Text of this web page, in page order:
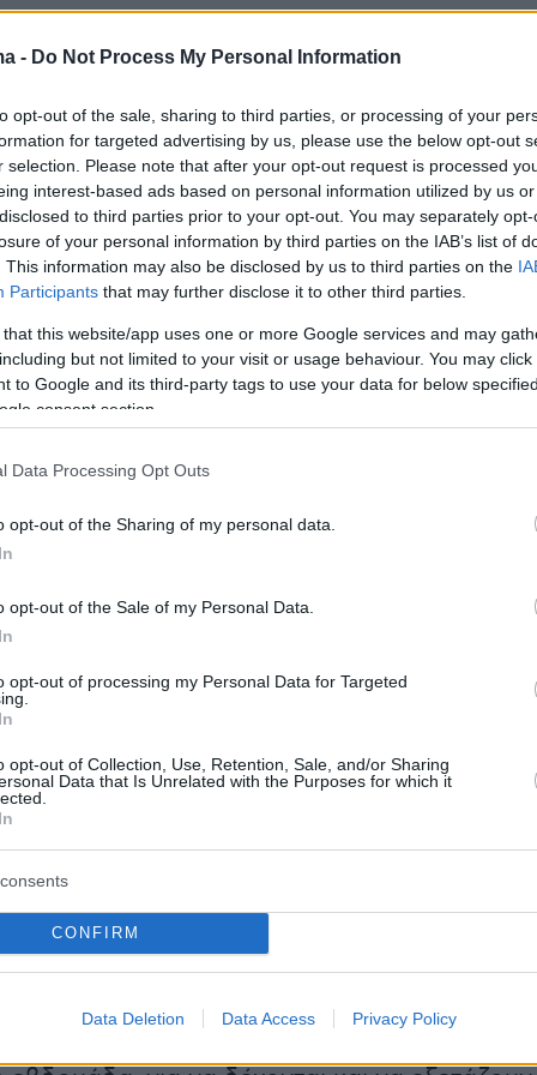
- Do Not Process My Personal Information
opt-out of the sale, sharing to third parties, or processing of your
for targeted advertising by us, please use the below opt-out
selection. Please note that after your opt-out request is processed
interest-based ads based on personal information utilized by us
to third parties prior to your opt-out. You may separately
of your personal information by third parties on the IAB’s list of
This information may also be disclosed by us to third parties on the
Participants that may further disclose it to other third parties.
that this website/app uses one or more Google services and may
but not limited to your visit or usage behaviour. You may
to Google and its third-party tags to use your data for below
consent section.
Data Processing Opt Outs
opt-out of the Sharing of my personal data.
opt-out of the Sale of my Personal Data.
opt-out of processing my Personal Data for Targeted
opt-out of Collection, Use, Retention, Sale, and/or Sharing
Data that Is Unrelated with the Purposes for which it
CONFIRM
Data Deletion Data Access Privacy Policy
– 13.00για να γίνει η αναβάθμιση και η
μπορούν να υποβάλουν κανονικά την
και σήμερα και αύριο, μέχρι το προσωρινό
πλατφόρμας, όπως αναφέρει σημερινή
του ΔΟΑΤΑΠ.
προσαρμογή του Οργανισμού, τα
έντυπα, οι φόρμες αιτήσεων κάθε τύπου και
του ιστότοπου, γράφτηκαν από την αρχή,
αγγλικά, ενώ όλο το περιεχόμενου του
επικαιροποιηθεί το αργότερο μέχρι αύριο.
και εγκρίθηκαν, ήδη, από το Δ.Σ., το
Ιδρυμάτων
Τύπων Τίτλων, ο κατάλογος των
που διατηρούν συμφωνίες
με ιδιωτικούς φορείς στην Ελλάδα, το
Αξιολογητών
σε σχετική ανακοίνωση, ότι με το
πλαίσιο καταργούνται εννέα δικαιολογητικά.
του το Δ.Σ. θα εγκρίνει τους
αντιστοιχίας και πιστωτικών μονάδων και
δημόσιας πρόσκλησης για τη συμπλήρωση του
Αξιολογητών.Όλα τα μητρώα που
νόμος, θα τεθούν στην διάθεση των